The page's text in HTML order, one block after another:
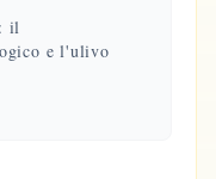
il
e l'ulivo